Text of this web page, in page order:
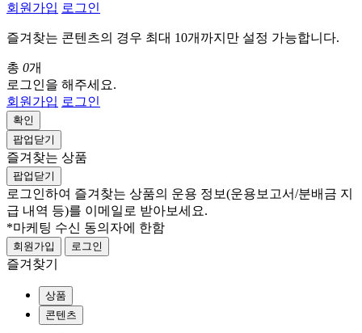
회원가입 로그인
즐겨찾는 콘텐츠의 경우 최대 10개까지만 설정 가능합니다.
총 0개
로그인을 해주세요.
회원가입 로그인
확인
팝업닫기
즐겨찾는 상품
팝업닫기
로그인하여 즐겨찾는 상품의 운용 정보(운용보고서/분배금 지
급 내역 등)를 이메일로 받아보세요.
*마케팅 수신 동의자에 한함
회원가입 로그인
즐겨찾기
상품
콘텐츠